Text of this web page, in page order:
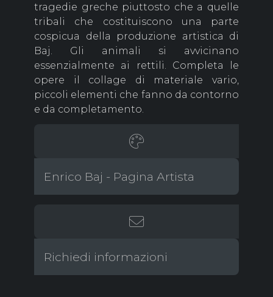
tragedie greche piuttosto che a quelle
tribali che costituiscono una parte
cospicua della produzione artistica di
Baj. Gli animali si avvicinano
essenzialmente ai rettili. Completa le
opere il collage di materiale vario,
piccoli elementi che fanno da contorno
e da completamento.
Enrico Baj - Pagina Artista
Richiedi informazioni